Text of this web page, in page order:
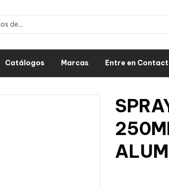
Catálogos Marcas Entre en